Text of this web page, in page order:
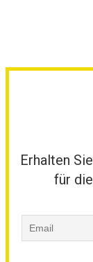
Erhalten
für